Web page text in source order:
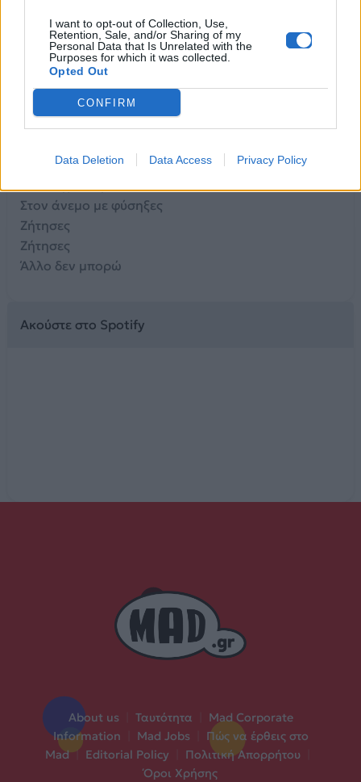
I want to opt-out of Collection, Use,
Retention, Sale, and/or Sharing of my
Personal Data that Is Unrelated with the
Purposes for which it was collected.
Opted Out
CONFIRM
Data Deletion Data Access Privacy Policy
Πάρ’ τα
Πάρ’ τα όλα εσύ
Δε με πίστεψες
Με παγίδεψες
Σαν αράχνη έστησες
Με πλήγωσες
Στον άνεμο με φύσηξες
Ζήτησες
Ζήτησες
Άλλο δεν μπορώ
Ακούστε στο Spotify
About us Ταυτότητα
Mad Corporate
Information
Mad Jobs
Πώς να έρθεις στο
Mad | Editorial Policy Πολιτική Απορρήτου
Όροι Χρήσης